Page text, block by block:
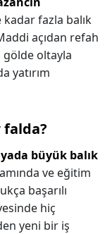
kadar fazla balık
açıdan refah
gölde oltayla
yatırım
falda?
büyük balık
ve eğitim
başarılı
hiç
yeni bir iş